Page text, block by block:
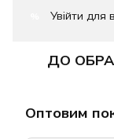
Увійти для
ДО
Оптовим